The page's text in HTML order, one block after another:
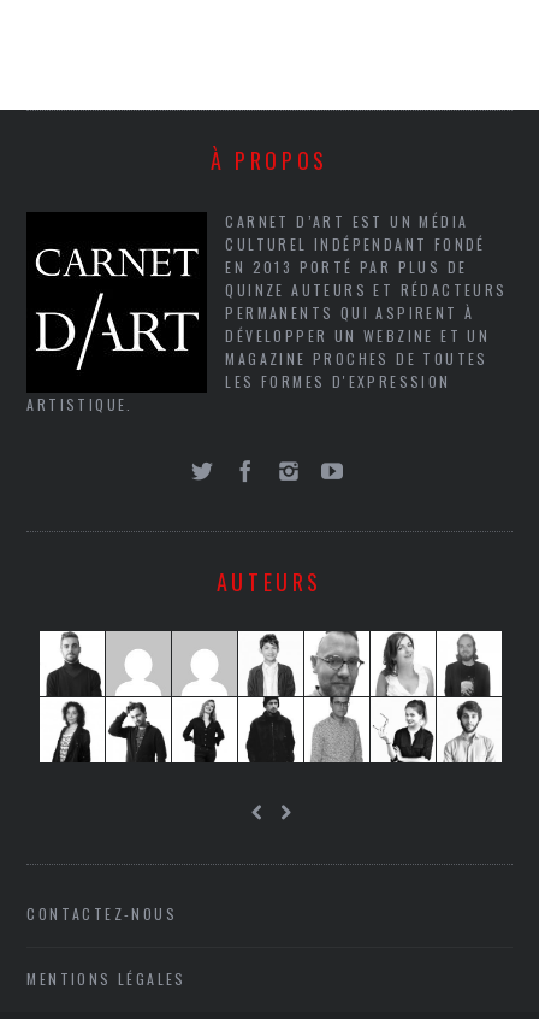
À PROPOS
CARNET D’ART EST UN MÉDIA
CULTUREL INDÉPENDANT FONDÉ
EN 2013 PORTÉ PAR PLUS DE
QUINZE AUTEURS ET RÉDACTEURS
PERMANENTS QUI ASPIRENT À
DÉVELOPPER UN WEBZINE ET UN
MAGAZINE PROCHES DE TOUTES
LES FORMES D'EXPRESSION
ARTISTIQUE.
AUTEURS
CONTACTEZ-NOUS
MENTIONS LÉGALES